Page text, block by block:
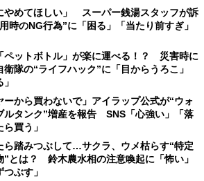
やめてほしい」 スーパー銭湯スタッフが訴
時のNG行為”に「困る」「当たり前すぎ」
ペットボトル」が楽に運べる！？ 災害時に
衛隊の“ライフハック”に「目からうろこ」
ーから買わないで」アイラップ公式が“ウォ
ルタンク”増産を報告 SNS「心強い」「落
買う」
ら踏みつぶして…サクラ、ウメ枯らす“特定
”とは？ 鈴木農水相の注意喚起に「怖い」
つぶす」